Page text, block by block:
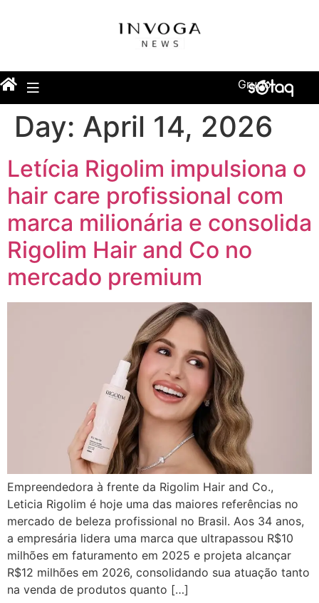
Grupo
Day: April 14, 2026
Letícia Rigolim impulsiona o
hair care profissional com
marca milionária e consolida
Rigolim Hair and Co no
mercado premium
Empreendedora à frente da Rigolim Hair and Co.,
Leticia Rigolim é hoje uma das maiores referências no
mercado de beleza profissional no Brasil. Aos 34 anos,
a empresária lidera uma marca que ultrapassou R$10
milhões em faturamento em 2025 e projeta alcançar
R$12 milhões em 2026, consolidando sua atuação tanto
na venda de produtos quanto […]